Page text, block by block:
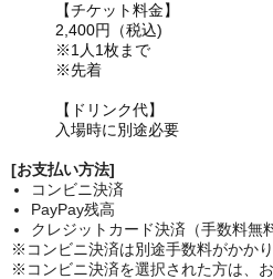
【チケット料金】
2,400円（税込)
※1人1枚まで
※先着
【ドリンク代】
入場時に別途必要
[お支払い方法]
コンビニ決済
PayPay残高
クレジットカード決済（手数料無
※コンビニ決済は別途手数料がかかり
※コンビニ決済を選択された方は、